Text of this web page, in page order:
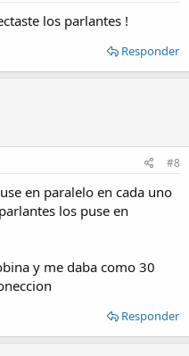
los parlantes !
Responder
#8
en paralelo en cada uno
los puse en
y me daba como 30
Responder